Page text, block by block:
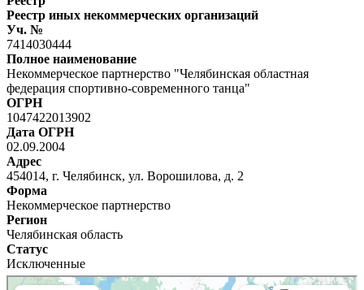
Реестр иных некоммерческих организаций
Уч. №
7414030444
Полное наименование
Некоммерческое партнерство "Челябинская областная
федерация спортивно-современного танца"
ОГРН
1047422013902
Дата ОГРН
02.09.2004
Адрес
454014, г. Челябинск, ул. Ворошилова, д. 2
Форма
Некоммерческое партнерство
Регион
Челябинская область
Статус
Исключенные